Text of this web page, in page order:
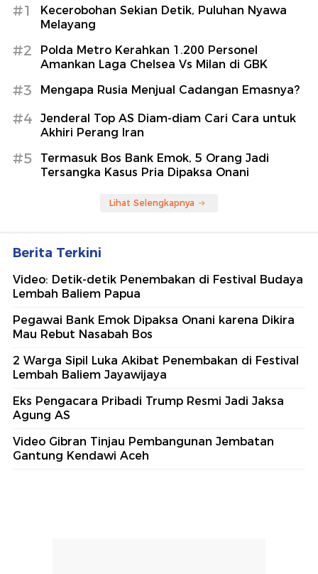
#1
Kecerobohan Sekian Detik, Puluhan Nyawa
Melayang
#2
Polda Metro Kerahkan 1.200 Personel
Amankan Laga Chelsea Vs Milan di GBK
#3 Mengapa Rusia Menjual Cadangan Emasnya?
#4
Jenderal Top AS Diam-diam Cari Cara untuk
Akhiri Perang Iran
#5
Termasuk Bos Bank Emok, 5 Orang Jadi
Tersangka Kasus Pria Dipaksa Onani
Lihat Selengkapnya
Berita Terkini
Video: Detik-detik Penembakan di Festival Budaya
Lembah Baliem Papua
Pegawai Bank Emok Dipaksa Onani karena Dikira
Mau Rebut Nasabah Bos
2 Warga Sipil Luka Akibat Penembakan di Festival
Lembah Baliem Jayawijaya
Eks Pengacara Pribadi Trump Resmi Jadi Jaksa
Agung AS
Video Gibran Tinjau Pembangunan Jembatan
Gantung Kendawi Aceh